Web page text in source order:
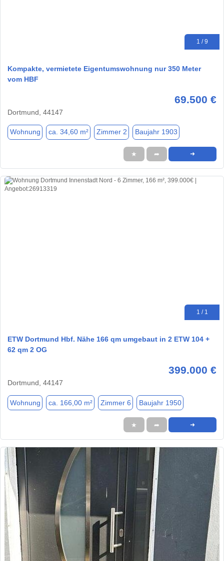
1 / 9
Kompakte, vermietete Eigentumswohnung nur 350 Meter
vom HBF
69.500 €
Dortmund, 44147
Wohnung ca. 34,60 m² Zimmer 2 Baujahr 1903
★ ➦ ➜
1 / 1
ETW Dortmund Hbf. Nähe 166 qm umgebaut in 2 ETW 104 +
62 qm 2 OG
399.000 €
Dortmund, 44147
Wohnung ca. 166,00 m² Zimmer 6 Baujahr 1950
★ ➦ ➜